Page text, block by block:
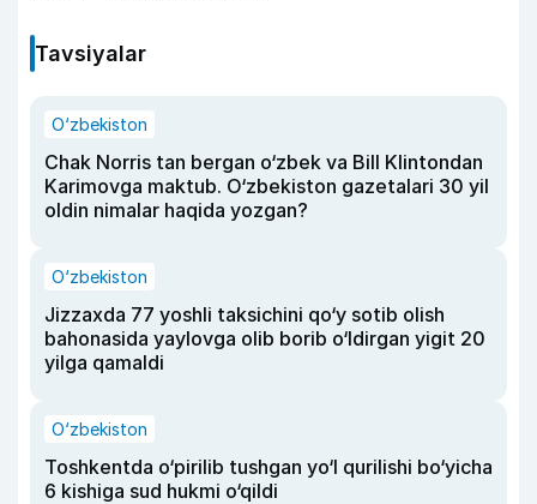
Tavsiyalar
O‘zbekiston
Chak Norris tan bergan o‘zbek va Bill Klintondan
Karimovga maktub. O‘zbekiston gazetalari 30 yil
oldin nimalar haqida yozgan?
O‘zbekiston
Jizzaxda 77 yoshli taksichini qo‘y sotib olish
bahonasida yaylovga olib borib o‘ldirgan yigit 20
yilga qamaldi
O‘zbekiston
Toshkentda o‘pirilib tushgan yo‘l qurilishi bo‘yicha
6 kishiga sud hukmi o‘qildi